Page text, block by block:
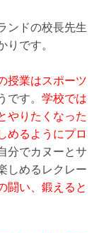
ンドの校長先生
りです。
授業はスポーツ
です。 学校では
やりたくなった
めるようにプロ
分でカヌーとサ
しめるレクレー
闘い、鍛えると